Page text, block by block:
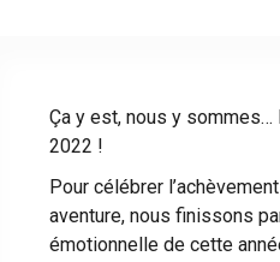
Ça y est, nous y sommes…
2022 !
Pour célébrer
aventure, nous finissons
émotionnelle de cette